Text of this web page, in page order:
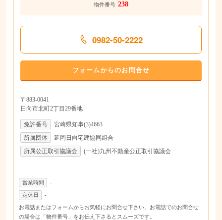
物件番号 238
0982-50-2222
フォームからのお問合せ
〒883-0041
日向市北町2丁目29番地
免許番号
宮崎県知事(3)4663
所属団体
延岡日向宅建協同組合
所属公正取引協議会
(一社)九州不動産公正取引協議会
営業時間 -
定休日 -
お電話またはフォームからお気軽にお問合せ下さい。お電話でのお問合せ
の場合は「物件番号」をお伝え下さるとスムーズです。